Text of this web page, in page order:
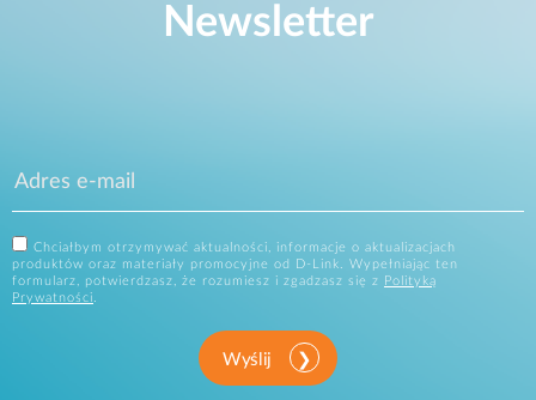
Newsletter
Chciałbym otrzymywać aktualności, informacje o aktualizacjach
produktów oraz materiały promocyjne od D-Link. Wypełniając ten
formularz, potwierdzasz, że rozumiesz i zgadzasz się z
Polityką
Prywatności.
Wyślij